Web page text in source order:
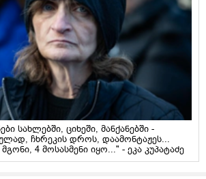
სახლებში, ციხეში, მანქანებში -
ჩხრეკის დროს, დაამონტაჟეს...
მგონი, 4 მოსასმენი იყო..." - ეკა კუპატაძე